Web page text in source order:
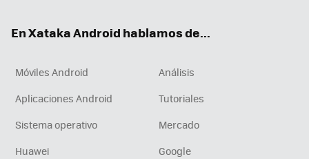
En Xataka Android hablamos de...
Móviles Android
Análisis
Aplicaciones Android
Tutoriales
Sistema operativo
Mercado
Huawei
Google